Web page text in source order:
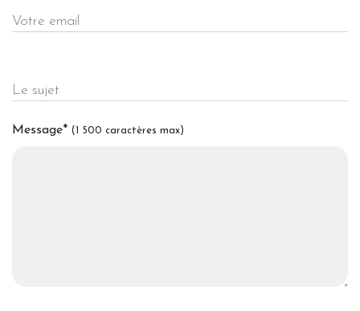
Votre email
Le sujet
Message* (1 500 caractères max)